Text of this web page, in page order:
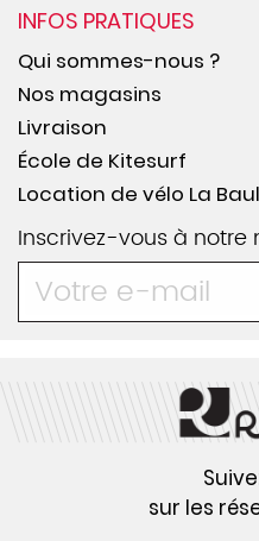
INFOS PRATIQUES
Qui sommes-nous ?
Nos magasins
Livraison
École de Kitesurf
Location de vélo La
Inscrivez-vous à notre
sur les